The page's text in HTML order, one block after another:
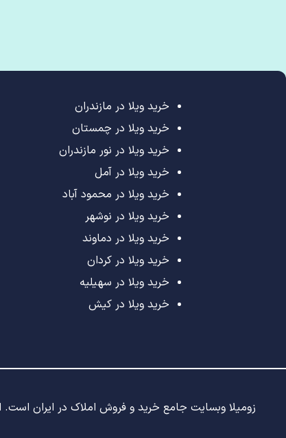
خرید ویلا در مازندران
خرید ویلا در چمستان
خرید ویلا در نور مازندران
خرید ویلا در آمل
خرید ویلا در محمود آباد
خرید ویلا در نوشهر
خرید ویلا در دماوند
خرید ویلا در کردان
خرید ویلا در سهیلیه
خرید ویلا در کیش
زومیلا وبسایت جامع خرید و فروش املاک در ایران است.